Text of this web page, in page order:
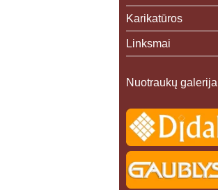
Karikatūros
Linksmai
Nuotraukų galerija